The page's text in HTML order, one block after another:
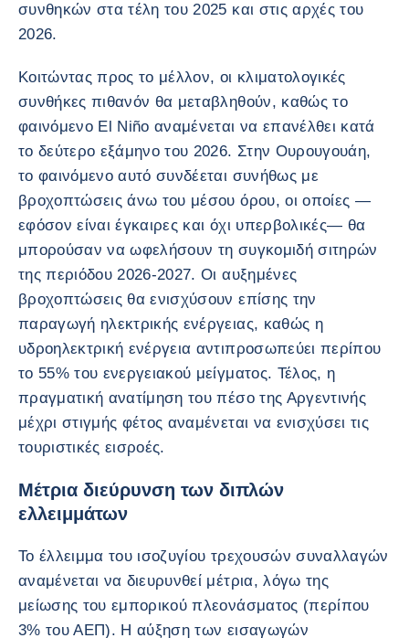
συνθηκών στα τέλη του 2025 και στις αρχές του
2026.
Κοιτώντας προς το μέλλον, οι κλιματολογικές
συνθήκες πιθανόν θα μεταβληθούν, καθώς το
φαινόμενο El Niño αναμένεται να επανέλθει κατά
το δεύτερο εξάμηνο του 2026. Στην Ουρουγουάη,
το φαινόμενο αυτό συνδέεται συνήθως με
βροχοπτώσεις άνω του μέσου όρου, οι οποίες —
εφόσον είναι έγκαιρες και όχι υπερβολικές— θα
μπορούσαν να ωφελήσουν τη συγκομιδή σιτηρών
της περιόδου 2026-2027. Οι αυξημένες
βροχοπτώσεις θα ενισχύσουν επίσης την
παραγωγή ηλεκτρικής ενέργειας, καθώς η
υδροηλεκτρική ενέργεια αντιπροσωπεύει περίπου
το 55% του ενεργειακού μείγματος. Τέλος, η
πραγματική ανατίμηση του πέσο της Αργεντινής
μέχρι στιγμής φέτος αναμένεται να ενισχύσει τις
τουριστικές εισροές.
Μέτρια διεύρυνση των διπλών
ελλειμμάτων
Το έλλειμμα του ισοζυγίου τρεχουσών συναλλαγών
αναμένεται να διευρυνθεί μέτρια, λόγω της
μείωσης του εμπορικού πλεονάσματος (περίπου
3% του ΑΕΠ). Η αύξηση των εισαγωγών